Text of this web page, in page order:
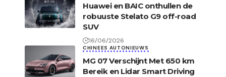
Huawei en BAIC onthullen de
robuuste Stelato G9 off-road
SUV
16/06/2026
CHINEES AUTONIEUWS
MG 07 Verschijnt Met 650 km
Bereik en Lidar Smart Driving